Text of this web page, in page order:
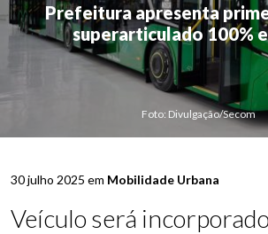
Prefeitura apresenta
superarticulado 100%
Foto: Divulgação/Secom
30 julho 2025 em Mobilidade Urbana
Veículo será